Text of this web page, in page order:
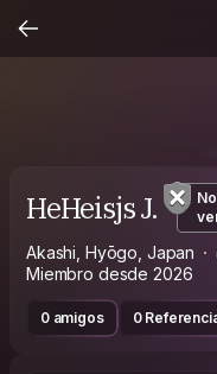
HeHeisjs J.
No
Akashi, Hyōgo, Japan
Miembro desde 2026
0 amigos 0